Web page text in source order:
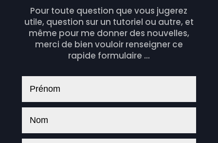
Pour toute question que vous jugerez
utile, question sur un tutoriel ou autre, et
même pour me donner des nouvelles,
merci de bien vouloir renseigner ce
rapide formulaire ...